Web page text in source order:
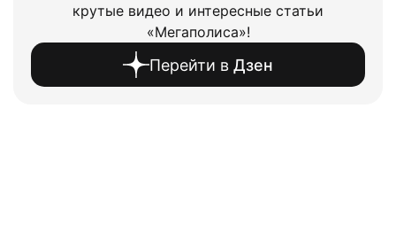
крутые видео и интересные статьи
«Мегаполиса»!
Перейти в Дзен